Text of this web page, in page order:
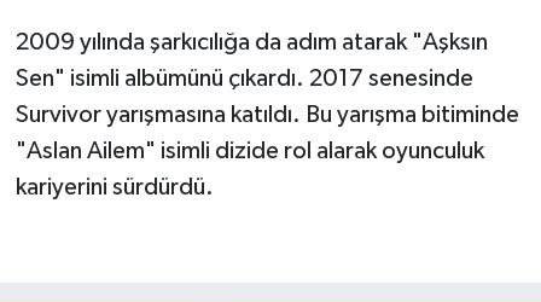
2009 yılında şarkıcılığa da adım atarak "Aşksın
Sen" isimli albümünü çıkardı. 2017 senesinde
Survivor yarışmasına katıldı. Bu yarışma bitiminde
"Aslan Ailem" isimli dizide rol alarak oyunculuk
kariyerini sürdürdü.